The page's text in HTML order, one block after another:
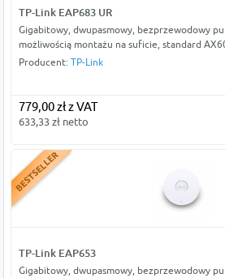
TP-Link EAP683 UR
Gigabitowy, dwupasmowy, bezprzewodowy
możliwością montażu na suficie, standard
Producent: TP-Link
779,00 zł z VAT
633,33 zł netto
TP-Link EAP653
Gigabitowy, dwupasmowy, bezprzewodowy